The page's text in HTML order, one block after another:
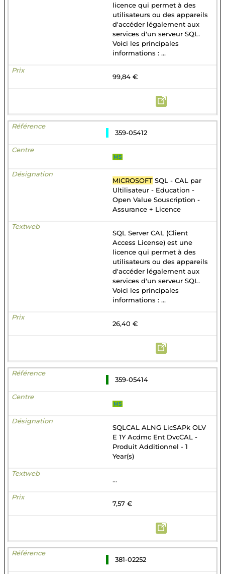
licence qui permet à des
utilisateurs ou des appareils
d'accéder légalement aux
services d'un serveur SQL.
Voici les principales
informations : ...
99,84 €
359-05412
MS
MICROSOFT SQL - CAL par
Ultilisateur - Education -
Open Value Souscription -
Assurance + Licence
SQL Server CAL (Client
Access License) est une
licence qui permet à des
utilisateurs ou des appareils
d'accéder légalement aux
services d'un serveur SQL.
Voici les principales
informations : ...
26,40 €
359-05414
MS
SQLCAL ALNG LicSAPk OLV
E 1Y Acdmc Ent DvcCAL -
Produit Additionnel - 1
Year(s)
...
7,57 €
381-02252